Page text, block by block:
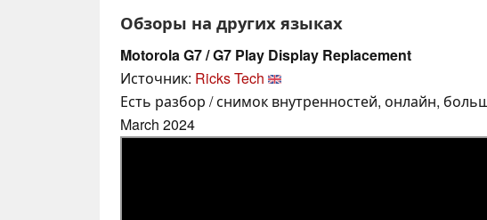
Обзоры на других языках
Motorola G7 / G7 Play Display Replacement
Источник: Ricks Tech
Есть разбор / снимок внутренностей, онлайн,
March 2024